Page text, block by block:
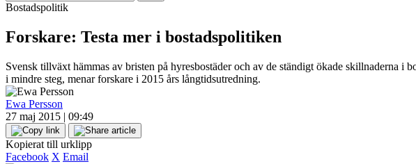
Bostadspolitik
Forskare: Testa mer i bostadspolitiken
Svensk tillväxt hämmas av bristen på hyresbostäder och av de ständigt ökade skillnaderna
i mindre steg, menar forskare i 2015 års långtidsutredning.
Ewa Persson
27 maj 2015 | 09:49
Kopierat till urklipp
Facebook X Email